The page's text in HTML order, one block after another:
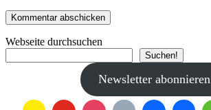
Webseite durchsuchen
Suchen!
Newsletter abonnieren